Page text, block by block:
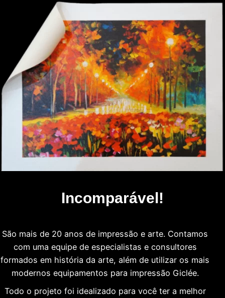
Incomparável!
São mais de 20 anos de impressão e arte. Contamos
com uma equipe de especialistas e consultores
formados em história da arte, além de utilizar os mais
modernos equipamentos para impressão Giclée.
Todo o projeto foi idealizado para você ter a melhor